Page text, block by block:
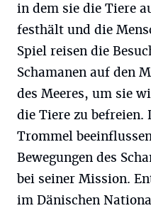
in dem sie die Tiere
festhält und die
Spiel reisen die
Schamanen auf den
des Meeres, um sie
die Tiere zu befreien.
Trommel
Bewegungen des
bei seiner Mission.
im Dänischen